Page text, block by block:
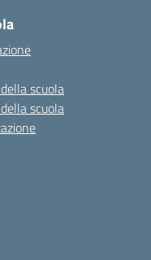
scuola
scuola